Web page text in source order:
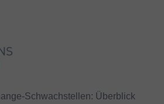
Schwachstellen: Überblick